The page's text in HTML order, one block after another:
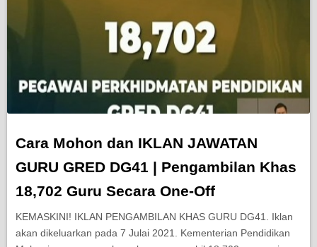
Cara Mohon dan IKLAN JAWATAN
GURU GRED DG41 | Pengambilan Khas
18,702 Guru Secara One-Off
KEMASKINI! IKLAN PENGAMBILAN KHAS GURU DG41. Iklan
akan dikeluarkan pada 7 Julai 2021. Kementerian Pendidikan